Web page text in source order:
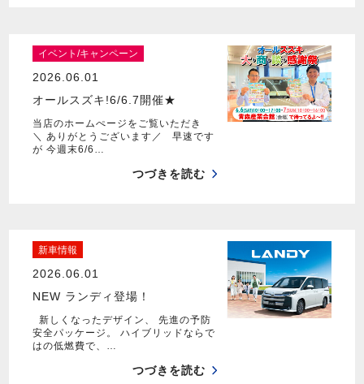
イベント/キャンペーン
2026.06.01
オールスズキ!6/6.7開催★
当店のホームぺージをご覧いただき
＼ ありがとうございます／ 早速です
が 今週末6/6…
つづきを読む
新車情報
2026.06.01
NEW ランディ登場！
新しくなったデザイン、 先進の予防
安全パッケージ。 ハイブリッドならで
はの低燃費で、…
つづきを読む